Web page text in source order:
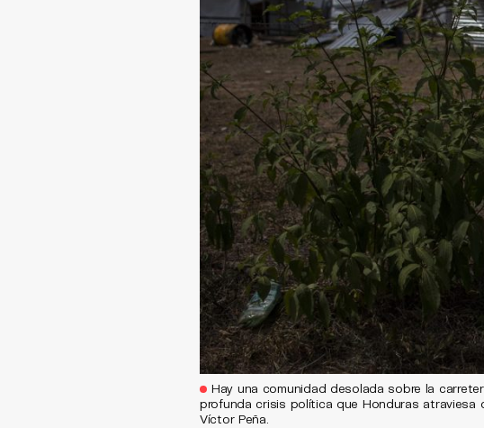
Hay una comunidad desolada sobre la
profunda crisis política que Honduras atraviesa
Víctor Peña.